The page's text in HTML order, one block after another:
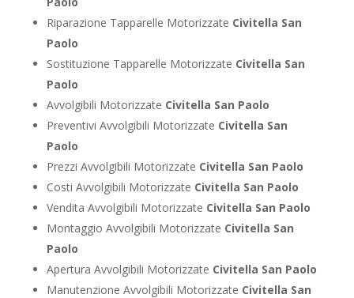
Riparazione Tapparelle Motorizzate Civitella San
Paolo
Sostituzione Tapparelle Motorizzate Civitella San
Paolo
Avvolgibili Motorizzate Civitella San Paolo
Preventivi Avvolgibili Motorizzate Civitella San
Paolo
Prezzi Avvolgibili Motorizzate Civitella San Paolo
Costi Avvolgibili Motorizzate Civitella San Paolo
Vendita Avvolgibili Motorizzate Civitella San Paolo
Montaggio Avvolgibili Motorizzate Civitella San
Paolo
Apertura Avvolgibili Motorizzate Civitella San Paolo
Manutenzione Avvolgibili Motorizzate Civitella San